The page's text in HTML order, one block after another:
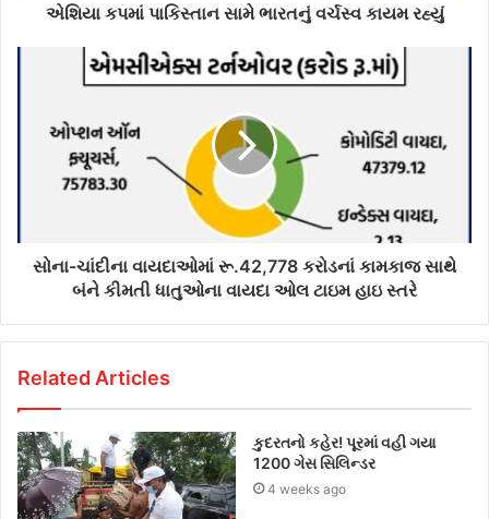
એશિયા કપમાં પાકિસ્તાન સામે ભારતનું વર્ચસ્વ કાયમ રહ્યું
સોના-ચાંદીના વાયદાઓમાં રૂ.42,778 કરોડનાં કામકાજ સાથે
બંને કીમતી ધાતુઓના વાયદા ઓલ ટાઇમ હાઇ સ્તરે
Related Articles
કુદરતનો કહેર! પૂરમાં વહી ગયા
1200 ગેસ સિલિન્ડર
4 weeks ago